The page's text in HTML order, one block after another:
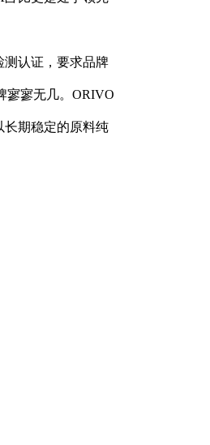
测认证，要求品牌
寥寥无几。ORIVO
期稳定的原料纯